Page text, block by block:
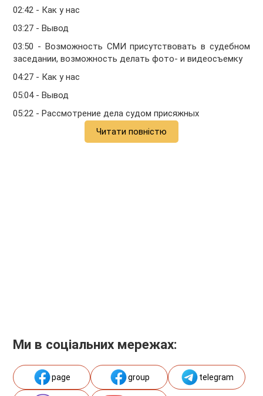
02:42 - Как у нас
03:27 - Вывод
03:50 - Возможность СМИ присутствовать в судебном
заседании, возможность делать фото- и видеосъемку
04:27 - Как у нас
05:04 - Вывод
05:22 - Рассмотрение дела судом присяжных
Читати повністю
Ми в соціальних мережах:
page group telegram